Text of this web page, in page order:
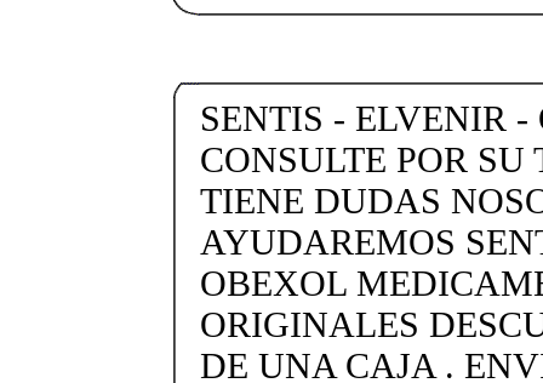
SENTIS - ELVENIR -
CONSULTE POR
TIENE DUDAS
AYUDAREMOS
OBEXOL
ORIGINALES
DE UNA CAJA .